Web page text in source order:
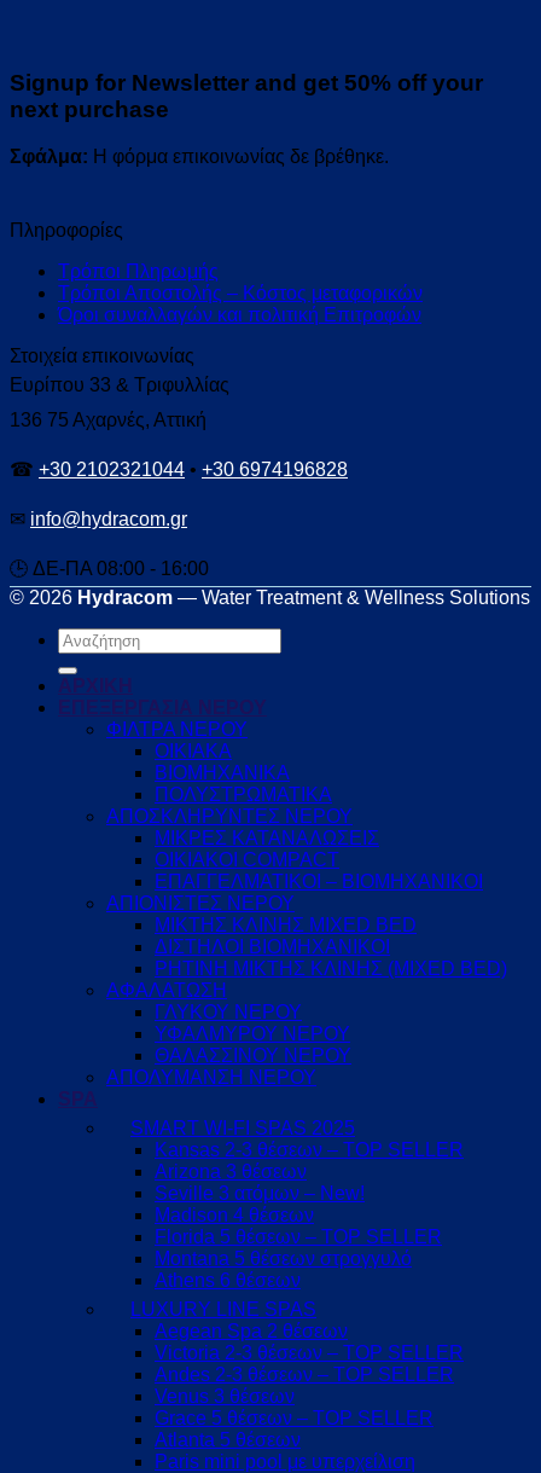
Signup for Newsletter and get 50% offyour
next purchase
Σφάλμα: Η φόρμα επικοινωνίας δε βρέθηκε.
Πληροφορίες
Τρόποι Πληρωμής
Τρόποι Αποστολής – Κόστος μεταφορικών
Όροι συναλλαγών και πολιτική Επιτροφών
Στοιχεία επικοινωνίας
Ευρίπου 33 & Τριφυλλίας
136 75 Αχαρνές, Αττική
☎ +30 2102321044 • +30 6974196828
✉ info@hydracom.gr
🕒 ΔΕ-ΠΑ 08:00 - 16:00
© 2026 Hydracom — Water Treatment & Wellness Solutions
Αναζήτηση
για:
ΑΡΧΙΚΗ
ΕΠΕΞΕΡΓΑΣΙΑ ΝΕΡΟΥ
ΦΙΛΤΡΑ ΝΕΡΟΥ
ΟΙΚΙΑΚΑ
ΒΙΟΜΗΧΑΝΙΚΑ
ΠΟΛΥΣΤΡΩΜΑΤΙΚΑ
ΑΠΟΣΚΛΗΡΥΝΤΕΣ ΝΕΡΟΥ
ΜΙΚΡΕΣ ΚΑΤΑΝΑΛΩΣΕΙΣ
ΟΙΚΙΑΚΟΙ COMPACT
ΕΠΑΓΓΕΛΜΑΤΙΚΟΙ – ΒΙΟΜΗΧΑΝΙΚΟΙ
ΑΠΙΟΝΙΣΤΕΣ ΝΕΡΟΥ
ΜΙΚΤΗΣ ΚΛΙΝΗΣ MIXED BED
ΔΙΣΤΗΛΟΙ ΒΙΟΜΗΧΑΝΙΚΟΙ
ΡΗΤΙΝΗ ΜΙΚΤΗΣ ΚΛΙΝΗΣ (MIXED BED)
ΑΦΑΛΑΤΩΣΗ
ΓΛΥΚΟΥ ΝΕΡΟΥ
ΥΦΑΛΜΥΡΟΥ ΝΕΡΟΥ
ΘΑΛΑΣΣΙΝΟΥ ΝΕΡΟΥ
ΑΠΟΛΥΜΑΝΣΗ ΝΕΡΟΥ
SPA
SMART WI-FI SPAS 2025
Kansas 2-3 θέσεων – TOP SELLER
Arizona 3 θέσεων
Seville 3 ατόμων – New!
Madison 4 θέσεων
Florida 5 θέσεων – TOP SELLER
Montana 5 θέσεων στρογγυλό
Athens 6 θέσεων
LUXURY LINE SPAS
Aegean Spa 2 θέσεων
Victoria 2-3 θέσεων – TOP SELLER
Andes 2-3 θέσεων – TOP SELLER
Venus 3 θέσεων
Grace 5 θέσεων – TOP SELLER
Atlanta 5 θέσεων
Paris mini pool με υπερχείλιση